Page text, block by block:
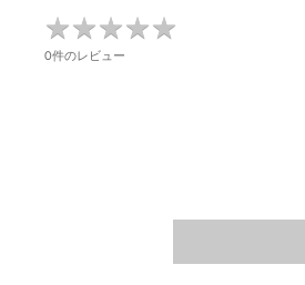
★★★★★
★★★★★
0件のレビュー